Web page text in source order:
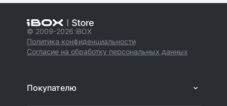
© 2009-2026 iBOX
Политика конфиденциальности
Согласие на обработку персональных данных
Покупателю